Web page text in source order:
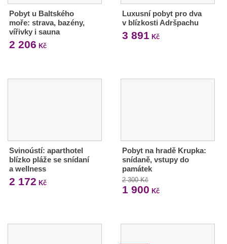
Pobyt u Baltského
moře: strava, bazény,
vířivky i sauna
2 206 Kč
Luxusní pobyt pro dva
v blízkosti Adršpachu
3 891 Kč
Svinoústí: aparthotel
blízko pláže se snídaní
a wellness
2 172 Kč
Pobyt na hradě Krupka:
snídaně, vstupy do
památek
2 300 Kč
1 900 Kč